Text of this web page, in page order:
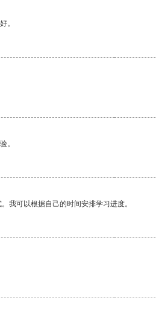
。
。
我可以根据自己的时间安排学习进度。